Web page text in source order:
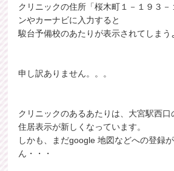
クリニックの住所「桜木町１－１９３－
ンやカーナビに入力すると
駿台予備校のあたりが表示されてしまう
申し訳ありません。。。
クリニックのあるあたりは、大宮駅西口
住居表示が新しくなっています。
しかも、まだgoogle 地図などへの登録
ん・・・